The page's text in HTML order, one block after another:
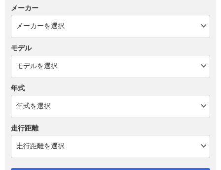
メーカー
モデル
年式
走行距離